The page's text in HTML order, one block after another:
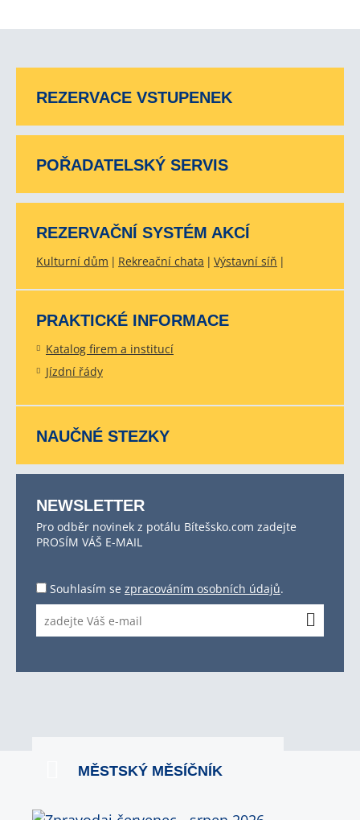
REZERVACE VSTUPENEK
POŘADATELSKÝ SERVIS
REZERVAČNÍ SYSTÉM AKCÍ
Kulturní dům Rekreační chata Výstavní síň
PRAKTICKÉ INFORMACE
Katalog firem a institucí
Jízdní řády
NAUČNÉ STEZKY
NEWSLETTER
Pro odběr novinek z potálu Bítešsko.com zadejte
PROSÍM VÁŠ E-MAIL
Souhlasím se zpracováním osobních údajů.
MĚSTSKÝ MĚSÍČNÍK